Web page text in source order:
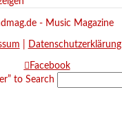
- Music Magazine
Datenschutzerklärung
Facebook
to Search